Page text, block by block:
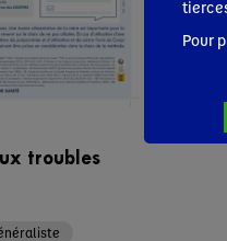
troubles
Pour